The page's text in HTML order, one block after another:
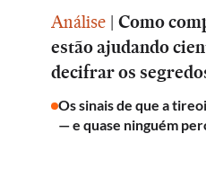
Análise | Como
estão ajudando
decifrar os
Os sinais de que a
— e quase ninguém